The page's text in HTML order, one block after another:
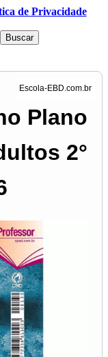
de Privacidade
Buscar
Plano
2°